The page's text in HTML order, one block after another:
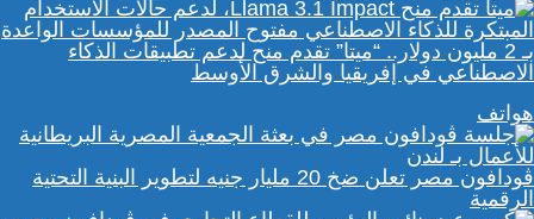
بـ 2 مليون دولار.. “ميتا” تقدم منح لدعم تطبيقات الذكاء
الاصطناعي في إفريقيا والشرق الأوسط
هواتف
ڤودافون مصر تعلن ضخ 20 مليار جنيه لتطوير البنية التحتية
الرقمية